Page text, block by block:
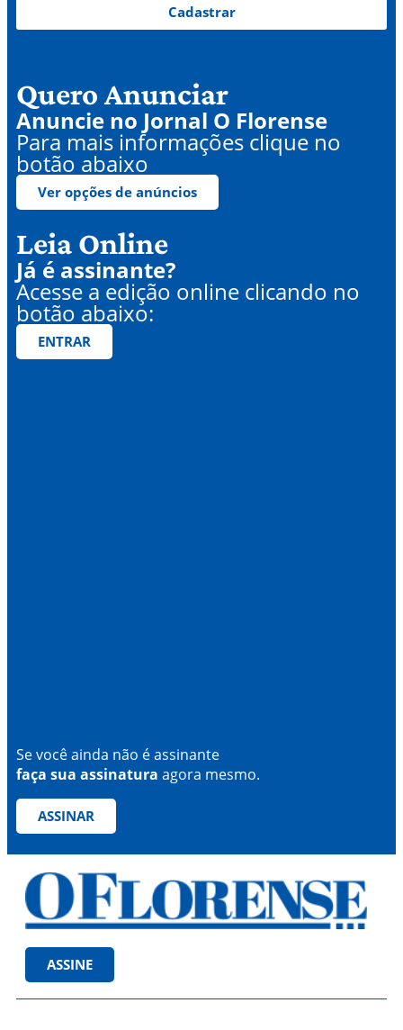
Cadastrar
Quero Anunciar
Anuncie no Jornal O Florense
Para mais informações clique no
botão abaixo
Ver opções de anúncios
Leia Online
Já é assinante?
Acesse a edição online clicando no
botão abaixo:
ENTRAR
Se você ainda não é assinante
faça sua assinatura agora mesmo.
ASSINAR
ASSINE